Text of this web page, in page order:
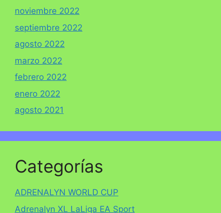
noviembre 2022
septiembre 2022
agosto 2022
marzo 2022
febrero 2022
enero 2022
agosto 2021
Categorías
ADRENALYN WORLD CUP
Adrenalyn XL LaLiga EA Sport